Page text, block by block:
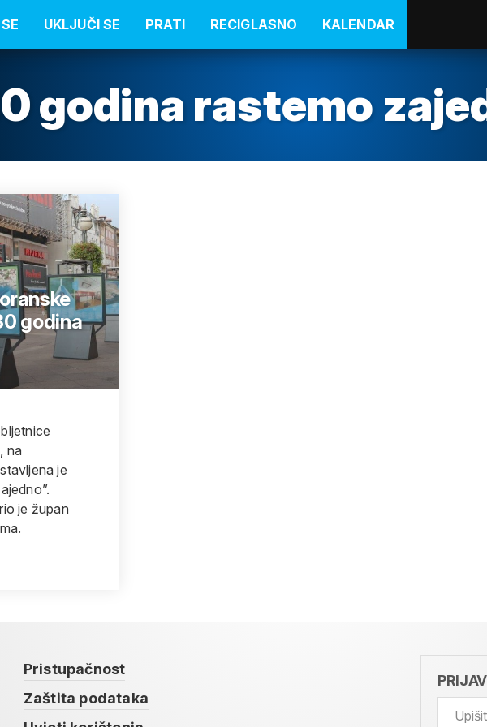
UKLJUČI SE PRATI RECIGLASNO KALENDAR
godina rastemo
godina
na
je
je župan
Pristupačnost
Zaštita podataka